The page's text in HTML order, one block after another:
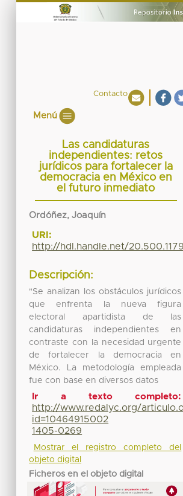
Contacto
Menú
Las candidaturas
independientes: retos
jurídicos para fortalecer la
democracia en México en
el futuro inmediato
Ordóñez, Joaquín
URI:
http://hdl.handle.net/
Descripción:
"Se analizan los obstáculos jurídicos
que enfrenta la nueva figura
electoral apartidista de las
candidaturas independientes en
contraste con la necesidad urgente
de fortalecer la democracia en
México. La metodología empleada
fue con base en diversos datos
Ir a texto completo:
http://www.redalyc.org/
id=10464915002
1405-0269
Mostrar el registro completo del
objeto digital
Ficheros en el objeto digital